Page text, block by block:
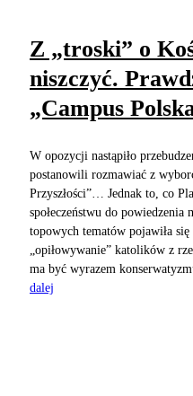
Z „troski” o
niszczyć.
„Campus
W opozycji nastąpiło
postanowili rozmawiać z
Przyszłości”… Jednak to, co
społeczeństwu do powiedzenia
topowych tematów pojawiła
„opiłowywanie” katolików z
ma być wyrazem
dalej